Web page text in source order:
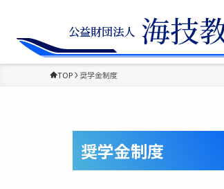
TOP 奨学金制度
奨学金制度